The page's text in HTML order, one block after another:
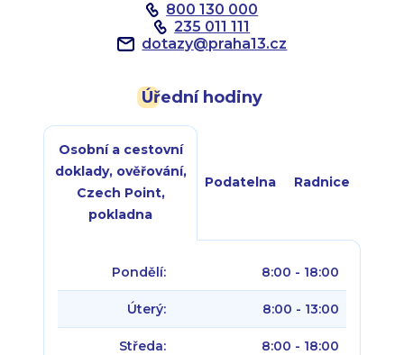
800 130 000
235 011 111
dotazy@praha13.cz
Úřední hodiny
Osobní a cestovní
doklady, ověřování,
Czech Point,
pokladna
Podatelna Radnice
Pondělí: 8:00 - 18:00
Úterý: 8:00 - 13:00
Středa: 8:00 - 18:00